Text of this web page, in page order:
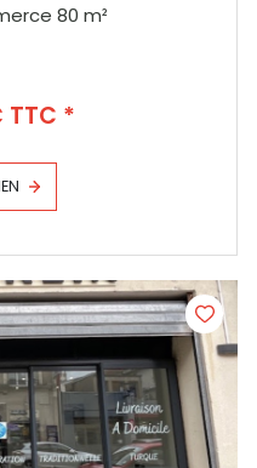
Fonds de commerce 80 m²
*